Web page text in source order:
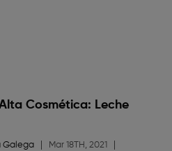
Cosmética: Leche
Galega Mar 18TH, 2021